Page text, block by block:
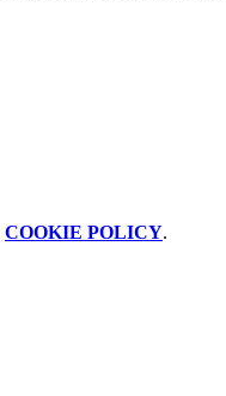
COOKIE POLICY.